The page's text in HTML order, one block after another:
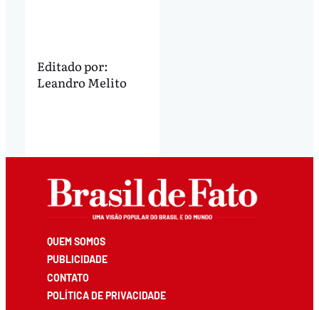
Editado por:
Leandro Melito
QUEM SOMOS
PUBLICIDADE
CONTATO
POLÍTICA DE PRIVACIDADE